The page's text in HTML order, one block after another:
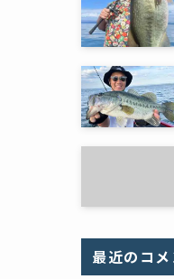
最近のコメ